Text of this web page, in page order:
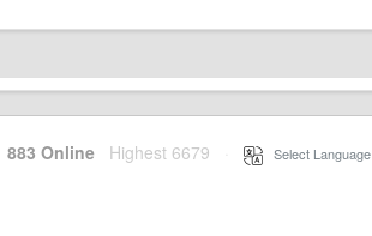
883 Online Highest 6679 Select Language